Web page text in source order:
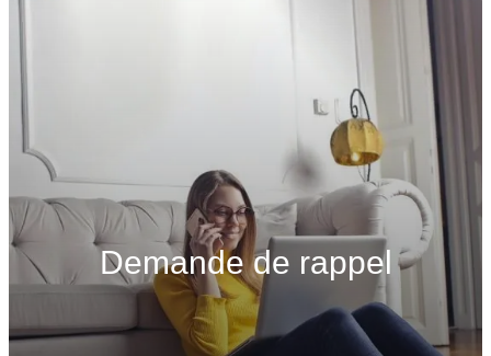
Demande de rappel